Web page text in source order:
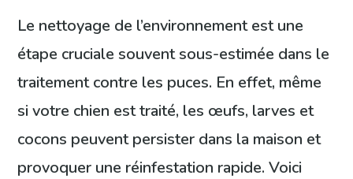
Le nettoyage de l’environnement est une
étape cruciale souvent sous-estimée dans le
traitement contre les puces. En effet, même
si votre chien est traité, les œufs, larves et
cocons peuvent persister dans la maison et
provoquer une réinfestation rapide. Voici